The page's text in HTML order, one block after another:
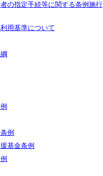
の指定手続等に関する条例施行
用基準について
例
基金条例